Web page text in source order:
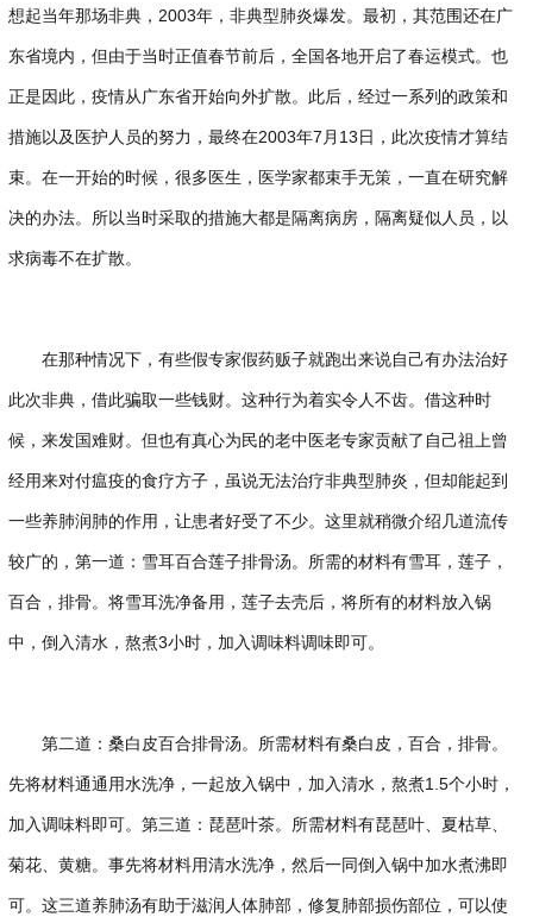
想起当年那场非典，2003年，非典型肺炎爆发。最初，其范围还在广
东省境内，但由于当时正值春节前后，全国各地开启了春运模式。也
正是因此，疫情从广东省开始向外扩散。此后，经过一系列的政策和
措施以及医护人员的努力，最终在2003年7月13日，此次疫情才算结
束。在一开始的时候，很多医生，医学家都束手无策，一直在研究解
决的办法。所以当时采取的措施大都是隔离病房，隔离疑似人员，以
求病毒不在扩散。
在那种情况下，有些假专家假药贩子就跑出来说自己有办法治好
此次非典，借此骗取一些钱财。这种行为着实令人不齿。借这种时
候，来发国难财。但也有真心为民的老中医老专家贡献了自己祖上曾
经用来对付瘟疫的食疗方子，虽说无法治疗非典型肺炎，但却能起到
一些养肺润肺的作用，让患者好受了不少。这里就稍微介绍几道流传
较广的，第一道：雪耳百合莲子排骨汤。所需的材料有雪耳，莲子，
百合，排骨。将雪耳洗净备用，莲子去壳后，将所有的材料放入锅
中，倒入清水，熬煮3小时，加入调味料调味即可。
第二道：桑白皮百合排骨汤。所需材料有桑白皮，百合，排骨。
先将材料通通用水洗净，一起放入锅中，加入清水，熬煮1.5个小时，
加入调味料即可。第三道：琵琶叶茶。所需材料有琵琶叶、夏枯草、
菊花、黄糖。事先将材料用清水洗净，然后一同倒入锅中加水煮沸即
可。这三道养肺汤有助于滋润人体肺部，修复肺部损伤部位，可以使